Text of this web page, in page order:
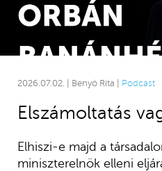
2026.07.02. | Benyó Rita | Podcast
Elszámoltatás
Elhiszi-e majd a
miniszterelnök elleni